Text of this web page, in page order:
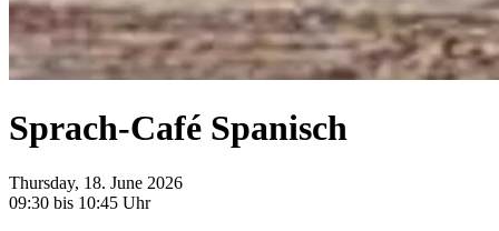
Sprach-Café Spanisch
Thursday, 18. June 2026
09:30 bis 10:45 Uhr